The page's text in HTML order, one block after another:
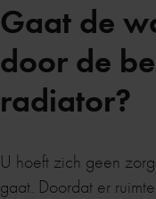
Gaat de
door de
radiator?
U hoeft zich geen
gaat. Doordat er